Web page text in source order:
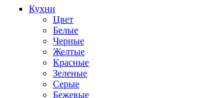
Кухни
Цвет
Белые
Черные
Желтые
Красные
Зеленые
Серые
Бежевые